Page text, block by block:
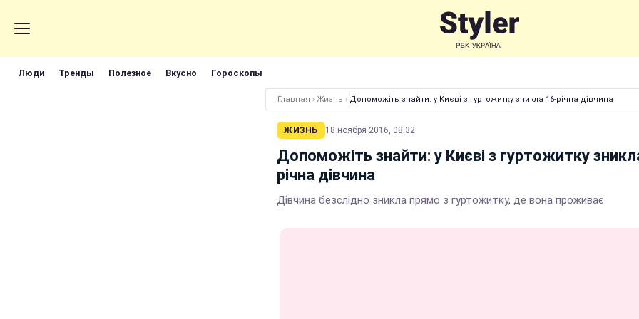
Люди Тренды Полезное Вкусно Гороскопы
Главная › Жизнь › Допоможіть знайти: у Києві з гуртожитку зникла 16-річна дівчина
ЖИЗНЬ 18 ноября 2016, 08:32
Допоможіть знайти: у Києві з гуртожитку
річна дівчина
Дівчина безслідно зникла прямо з гуртожитку, де вона проживає